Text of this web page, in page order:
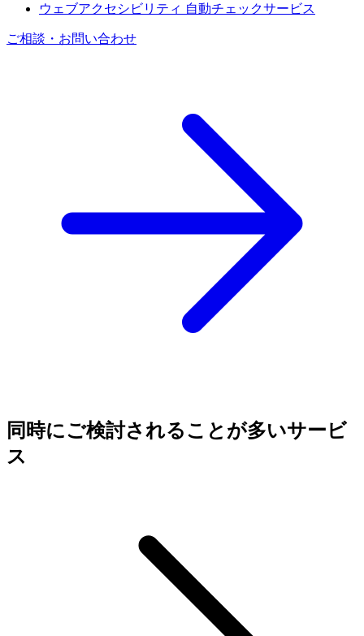
ウェブアクセシビリティ 自動チェックサービス
ご相談・お問い合わせ
同時にご検討されることが多いサービ
ス